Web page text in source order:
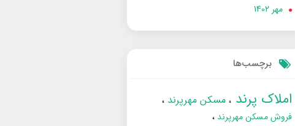
مهر 1402
برچسب‌ها
املاک پرند مسکن مهرپرند
فروش مسکن مهرپرند